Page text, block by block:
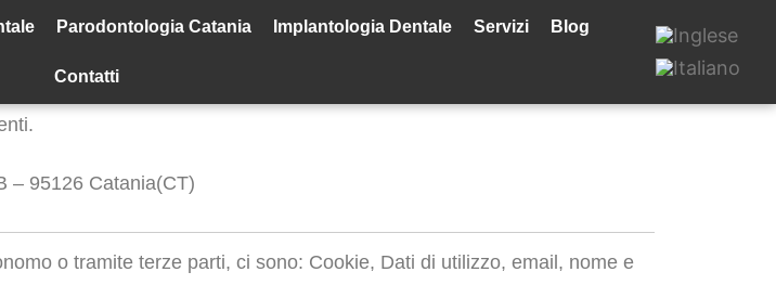
Parodontologia Catania Implantologia Dentale Servizi Blog
Contatti
– 95126 Catania(CT)
o tramite terze parti, ci sono: Cookie, Dati di utilizzo, email, nome e